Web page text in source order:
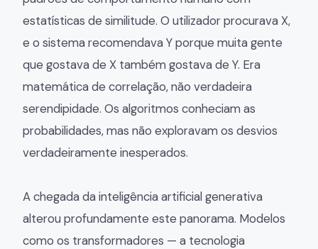
estatísticas de similitude. O utilizador procurava X,
e o sistema recomendava Y porque muita gente
que gostava de X também gostava de Y. Era
matemática de correlação, não verdadeira
serendipidade. Os algoritmos conheciam as
probabilidades, mas não exploravam os desvios
verdadeiramente inesperados.
A chegada da inteligência artificial generativa
alterou profundamente este panorama. Modelos
como os transformadores — a tecnologia